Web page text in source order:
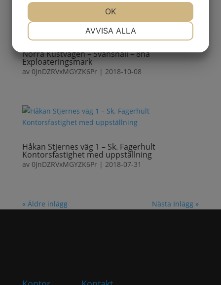
Norra Kustvägen – Svanshall – 8ha
Exploateringsmark
av 0JnDZRVxMGYZK6Pr| 2018-10-08
Håkan Stjernes väg 1 – Sk. Fagerhult
Kontorsfastighet med uppställning
av 0JnDZRVxMGYZK6Pr| 2018-07-31
« Äldre inlägg Nästa Inlägg »
MARKNADSFÖRING
AVVISA ALLA
OK